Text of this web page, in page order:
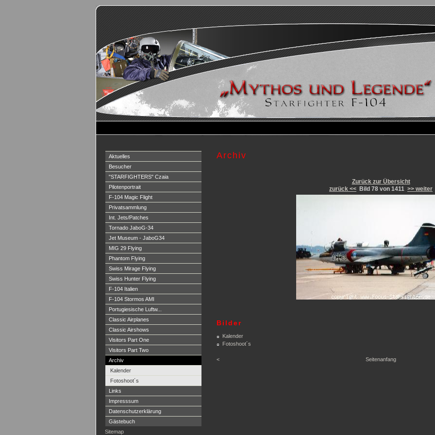
Aktuelles
Besucher
"STARFIGHTERS" Czaia
Pilotenportrait
F-104 Magic Flight
Privatsammlung
Int. Jets/Patches
Tornado JaboG-34
Jet Museum - JaboG34
MIG 29 Flying
Phantom Flying
Swiss Mirage Flying
Swiss Hunter Flying
F-104 Italien
F-104 Stormos AMI
Portugiesische Luftw...
Classic Airplanes
Classic Airshows
Visitors Part One
Visitors Part Two
Archiv
Kalender
Fotoshoot´s
Links
Impresssum
Datenschutzerklärung
Gästebuch
Sitemap
Archiv
Zurück zur Übersicht
zurück << Bild 78 von 1411 >> weiter
Bilder
Kalender
Fotoshoot´s
< Seitenanfang